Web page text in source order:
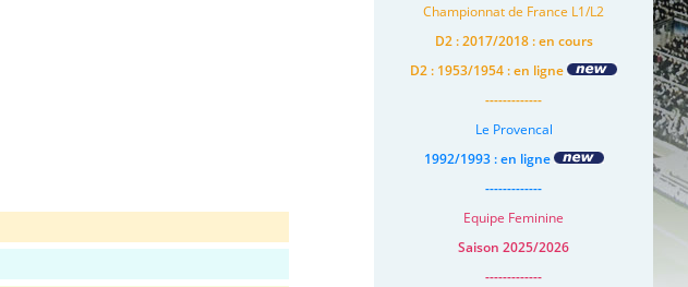
Championnat de France L1/L2
D2 : 2017/2018 : en cours
D2 : 1953/1954 : en ligne
-------------
Le Provencal
1992/1993 : en ligne
-------------
Equipe Feminine
Saison 2025/2026
-------------